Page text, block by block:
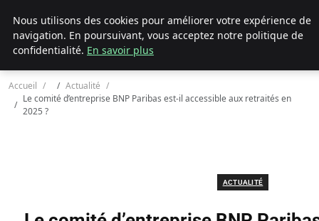
Chasseur De Tête
Accueil
Actualité
Le comité d’entreprise BNP Paribas est-il accessible aux retraités en
2025 ?
ACTUALITÉ
Nous utilisons des cookies pour améliorer votre expérience de
navigation. En poursuivant, vous acceptez notre politique de
confidentialité. En savoir plus